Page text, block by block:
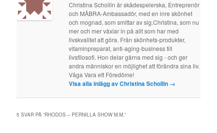
Christina Schollin är skådespelerska, Entreprenör
och MÅBRA-Ambassadör, med en inre skönhet
och mognad, som smittar av sig.Christina, som nu
mer och mer växlar in på allt som har med
livskvalitet att göra. Från skönhets-produkter,
vitaminpreparat, anti-aging-business till
livsfilosofi. Hon delar gärna med sig - och ger
andra människor en möjlighet att förändra sina liv.
Våga Vara ett Föredöme!
Visa alla inlägg av Christina Schollin →
5 SVAR PÅ ”RHODOS – PERNILLA SHOW M.M.”